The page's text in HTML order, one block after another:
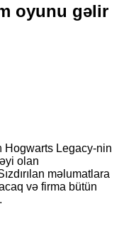
oyunu gəlir
Hogwarts Legacy-nin
olan
məlumatlara
və firma bütün